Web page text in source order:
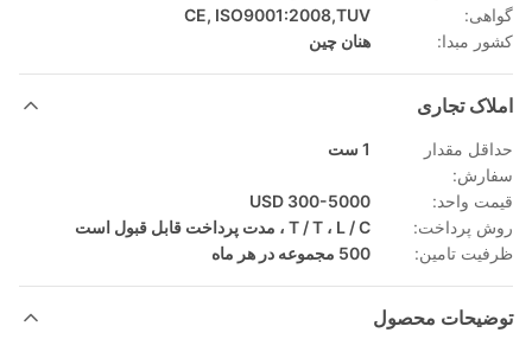
گواهی:
CE, ISO9001:2008,TUV
کشور مبدا:
هنان چین
املاک تجاری
حداقل مقدار
سفارش:
1 ست
قیمت واحد:
300-5000 USD
روش پرداخت:
T / T ، L / C ، مدت پرداخت قابل قبول است
ظرفیت تامین:
500 مجموعه در هر ماه
توضیحات محصول